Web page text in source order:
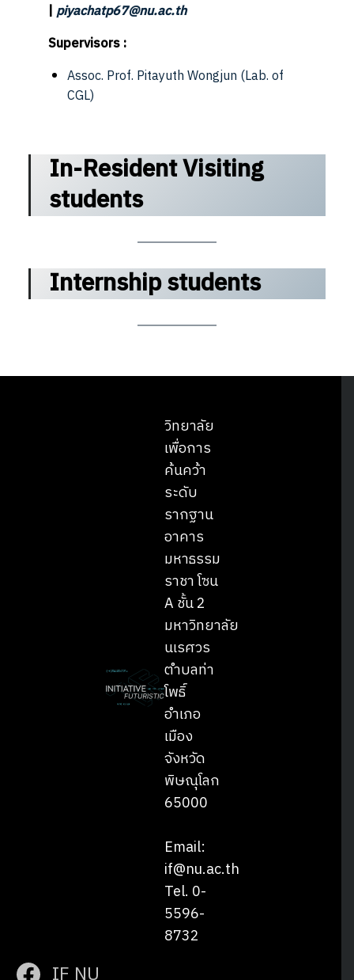
|piyachatp67@nu.ac.th
Supervisors :
Assoc. Prof. Pitayuth Wongjun (Lab. of
CGL)
In-Resident Visiting
students
Internship students
วิทยาลัย
เพื่อการ
ค้นคว้า
ระดับ
รากฐาน
อาคาร
มหาธรรม
ราชา โซน
A ชั้น 2
มหาวิทยาลัย
นเรศวร
ตำบลท่า
โพธิ์
อำเภอ
เมือง
จังหวัด
พิษณุโลก
65000
Email:
if@nu.ac.th
Tel. 0-
5596-
8732